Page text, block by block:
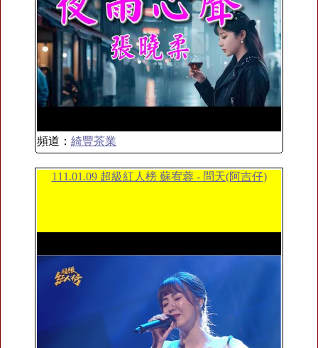
頻道： 綺豐茶業
111.01.09 超級紅人榜 蘇宥蓉 - 問天(阿吉仔)